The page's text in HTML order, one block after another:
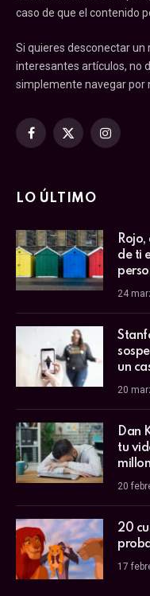
caso de que el contenido
Si quieres desconectar
interesantes artículos, no
simplemente navegar por
Facebook
X
Instagram
LO ÚLTIMO
de ti
24
un
20
Dan
tu
20
20
17